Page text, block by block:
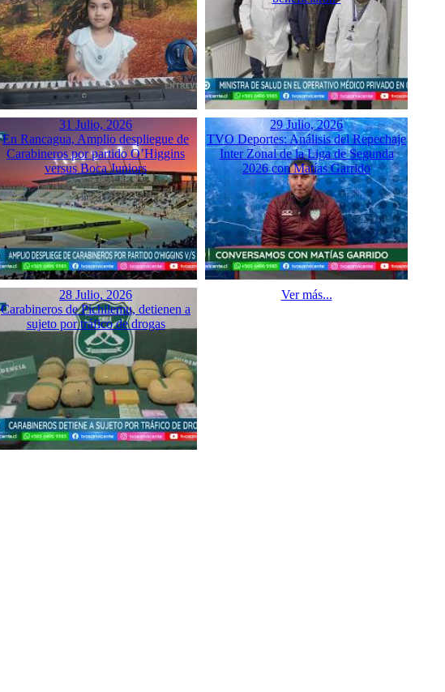
31 Julio, 2026
En Rancagua, Amplio despliegue de
Carabineros por partido O’Higgins
versus Boca Juniors
29 Julio, 2026
TVO Deportes: Análisis del Repechaje
Inter Zonal de la Liga de Segunda
2026 con Matías Garrido
28 Julio, 2026
Carabineros de Pichilemu, detienen a
sujeto por tráfico de drogas
Ver más...